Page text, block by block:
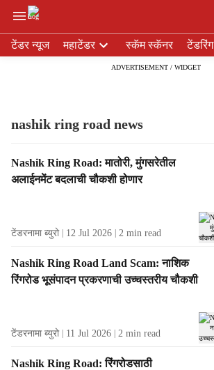
e
टेंडर न्यूज महाटेंडर स्कॅम स्कॅनर टेंडरिंग
ADVERTISEMENT / WIDGET
nashik ring road news
T
a
s
l
t
Nashik Ring Road: मातोरी, मुंगसरेतील
अलाईनमेंट बदलाची चौकशी होणार
टेंडरनामा ब्युरो 12 Jul 2026 2 min read
Nashik Ring Road Land Scam: नाशिक
रिंगरोड भूसंपादन प्रकरणाची उच्चस्तरीय चौकशी
टेंडरनामा ब्युरो 11 Jul 2026 2 min read
Nashik Ring Road: रिंगरोडसाठी